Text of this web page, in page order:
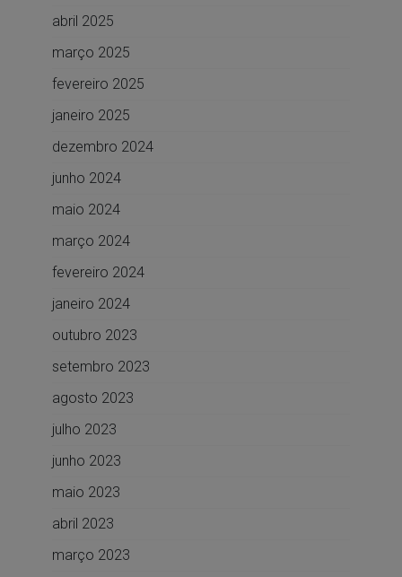
abril 2025
março 2025
fevereiro 2025
janeiro 2025
dezembro 2024
junho 2024
maio 2024
março 2024
fevereiro 2024
janeiro 2024
outubro 2023
setembro 2023
agosto 2023
julho 2023
junho 2023
maio 2023
abril 2023
março 2023